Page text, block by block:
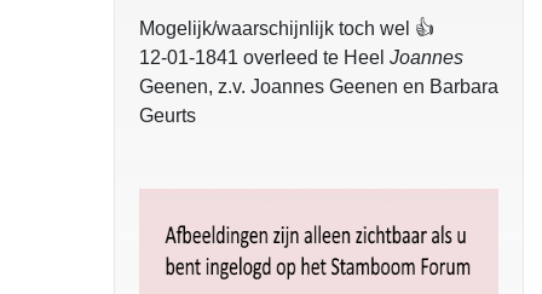
Mogelijk/waarschijnlijk toch wel 👍
12-01-1841 overleed te Heel Joannes
Geenen, z.v. Joannes Geenen en Barbara
Geurts